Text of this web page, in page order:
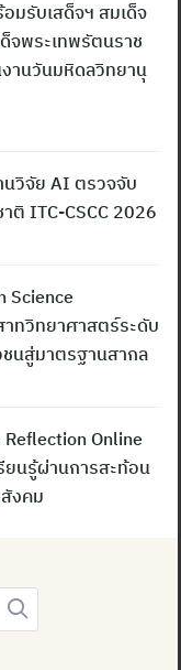
มรับเสด็จฯ สมเด็จ
จพระเทพรัตนราช
านวันมหิดลวิทยานุ
นวิจัย AI ตรวจจับ
ติ ITC-CSCC 2026
Science
ทวิทยาศาสตร์ระดับ
ชนสู่มาตรฐานสากล
Online
ยนรู้ผ่านการสะท้อน
งคม